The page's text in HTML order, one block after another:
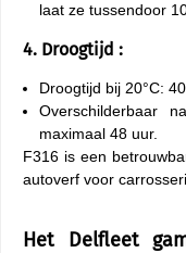
laat ze tussendoor
4. Droogtijd :
Droogtijd bij 20°C:
Overschilderbaar
maximaal 48 uur.
F316 is een
autoverf voor
Het Delfleet